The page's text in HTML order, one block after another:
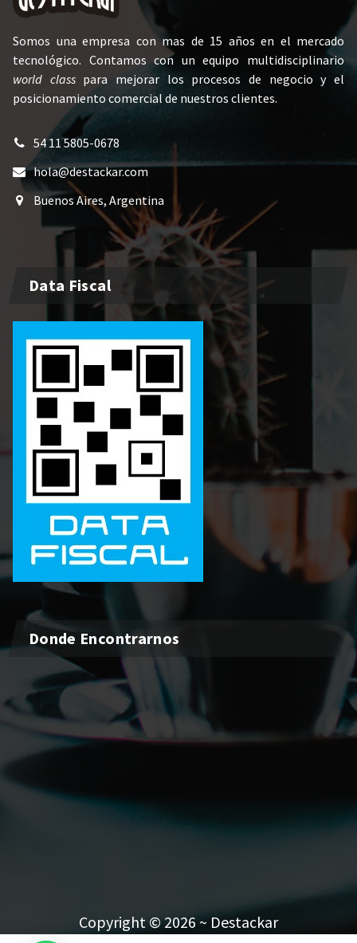
Somos una empresa con mas de 15 años en el mercado
tecnológico. Contamos con un equipo multidisciplinario
world classpara mejorar los procesos de negocio y el
posicionamiento comercial de nuestros clientes.
54 11 5805-0678
hola@destackar.com
Buenos Aires, Argentina
Data Fiscal
Donde Encontrarnos
Copyright © 2026 ~ Destackar